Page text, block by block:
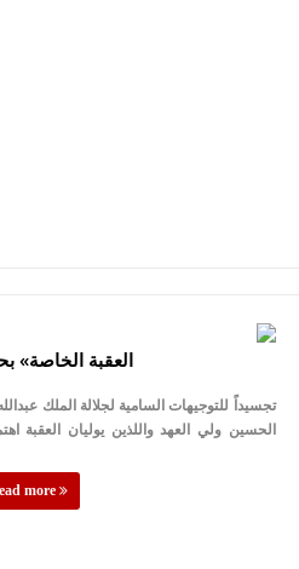
«العقبة الخاصة»
تجسيداً للتوجيهات السامية لجلالة الملك
الحسين ولي العهد واللذين يوليان
more